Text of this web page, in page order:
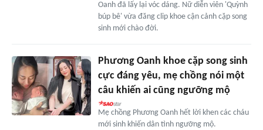
Oanh đã lấy lại vóc dáng. Nữ diễn viên 'Quỳnh
búp bê' vừa đăng clip khoe cận cảnh cặp song
sinh mới chào đời.
Phương Oanh khoe cặp song sinh
cực đáng yêu, mẹ chồng nói một
câu khiến ai cũng ngưỡng mộ
Mẹ chồng Phương Oanh hết lời khen các cháu
mới sinh khiến dân tình ngưỡng mộ.